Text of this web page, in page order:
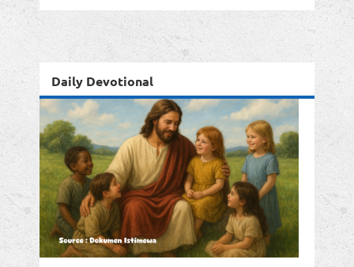
Daily Devotional